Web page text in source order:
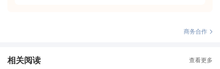
商务合作
相关阅读 查看更多